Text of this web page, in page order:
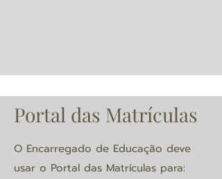
Portal das Matrículas
O Encarregado de Educação deve
usar o Portal das Matrículas para: